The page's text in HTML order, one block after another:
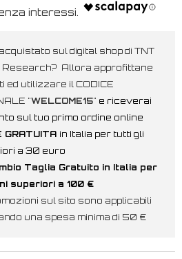
sul digital shop di TNT
Allora approfittane
ed utilizzare il CODICE
"WELCOME15" e riceverai
sul tuo primo ordine online
GRATUITA in Italia per tutti gli
a 30 euro
Taglia Gratuito in Italia per
superiori a 100 €
sul sito sono applicabili
una spesa minima di 50 €